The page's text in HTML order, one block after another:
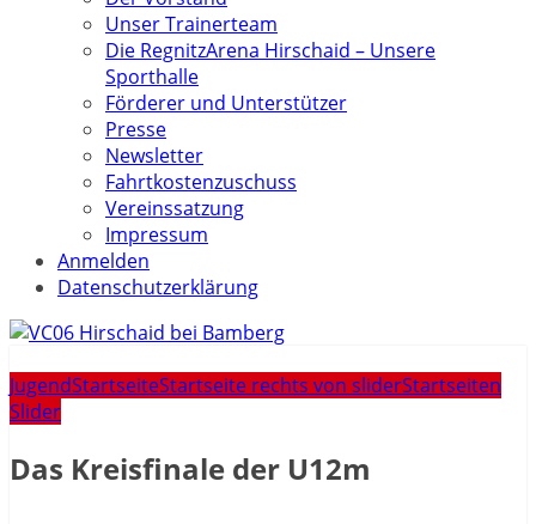
Unser Trainerteam
Die RegnitzArena Hirschaid – Unsere
Sporthalle
Förderer und Unterstützer
Presse
Newsletter
Fahrtkostenzuschuss
Vereinssatzung
Impressum
Anmelden
Datenschutzerklärung
JugendStartseiteStartseite rechts von sliderStartseiten
Slider
Das Kreisfinale der U12m